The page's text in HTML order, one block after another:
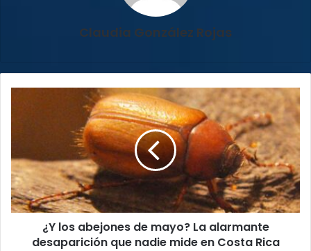
Claudia González Rojas
La
alarmante
desaparición
que
¿Y los abejones de mayo? La alarmante
desaparición que nadie mide en Costa Rica